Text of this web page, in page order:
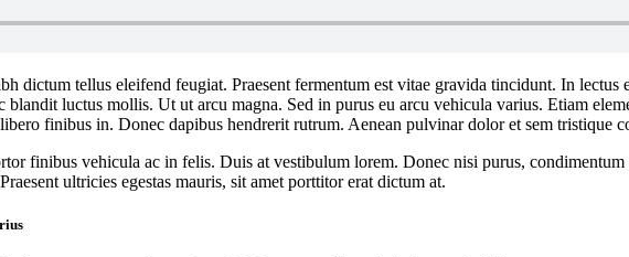
dictum tellus eleifend feugiat. Praesent fermentum est vitae gravida tincidunt. In
blandit luctus mollis. Ut ut arcu magna. Sed in purus eu arcu vehicula varius. Etiam
finibus in. Donec dapibus hendrerit rutrum. Aenean pulvinar dolor et sem tristique
finibus vehicula ac in felis. Duis at vestibulum lorem. Donec nisi purus,
ultricies egestas mauris, sit amet porttitor erat dictum at.